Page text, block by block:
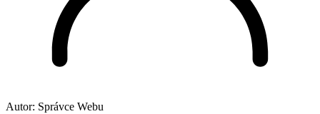
Autor: Správce Webu